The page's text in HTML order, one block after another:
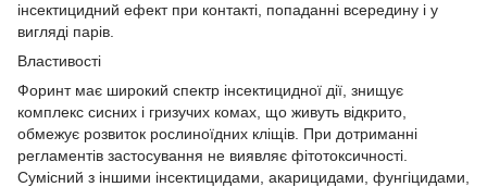
інсектицидний ефект при контакті, попаданні всередину і у
вигляді парів.
Властивості
Форинт має широкий спектр інсектицидної дії, знищує
комплекс сисних і гризучих комах, що живуть відкрито,
обмежує розвиток рослиноїдних кліщів. При дотриманні
регламентів застосування не виявляє фітотоксичності.
Сумісний з іншими інсектицидами, акарицидами, фунгіцидами,